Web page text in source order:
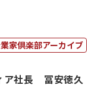
家倶楽部アーカイブ
ア社長 冨安徳久